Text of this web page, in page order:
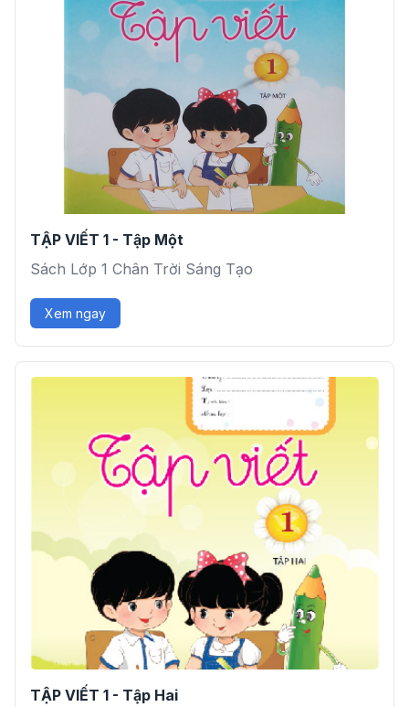
TẬP VIẾT 1 - Tập Một
Sách Lớp 1 Chân Trời Sáng Tạo
Xem ngay
TẬP VIẾT 1 - Tập Hai